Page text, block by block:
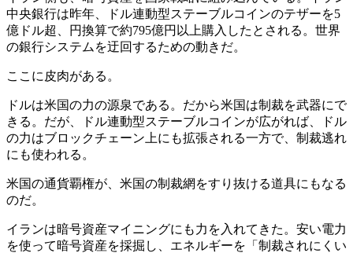
中央銀行は昨年、ドル連動型ステーブルコインのテザーを5
億ドル超、円換算で約795億円以上購入したとされる。世界
の銀行システムを迂回するための動きだ。
ここに皮肉がある。
ドルは米国の力の源泉である。だから米国は制裁を武器にで
きる。だが、ドル連動型ステーブルコインが広がれば、ドル
の力はブロックチェーン上にも拡張される一方で、制裁逃れ
にも使われる。
米国の通貨覇権が、米国の制裁網をすり抜ける道具にもなる
のだ。
イランは暗号資産マイニングにも力を入れてきた。安い電力
を使って暗号資産を採掘し、エネルギーを「制裁されにくい